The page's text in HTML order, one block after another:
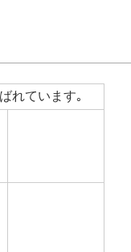
れています｡